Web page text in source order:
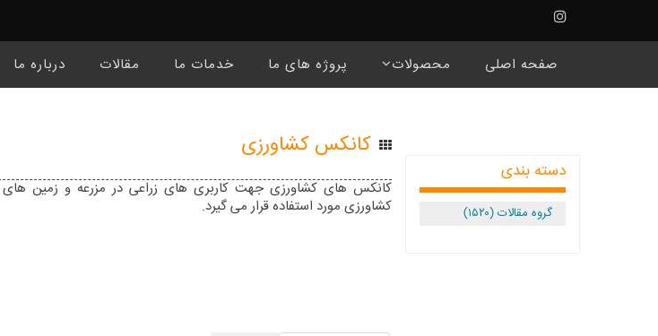
صفحه اصلی محصولات پروژه های ما خدمات ما مقالات درباره ما
دسته بندی
گروه مقالات (۱۵۲۰)
کانکس کشاورزی
کانکس های کشاورزی جهت کاربری های زراعی در مزرعه و زمین های
کشاورزی مورد استفاده قرار می گیرد.